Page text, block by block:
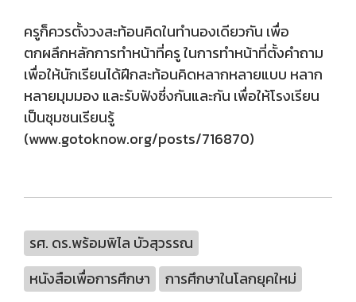
ครูก็ควรตั้งวงสะท้อนคิดในทำนองเดียวกัน เพื่อ
ตกผลึกหลักการทำหน้าที่ครู ในการทำหน้าที่ตั้งคำถาม
เพื่อให้นักเรียนได้ฝึกสะท้อนคิดหลากหลายแบบ หลาก
หลายมุมมอง และรับฟังซึ่งกันและกัน เพื่อให้โรงเรียน
เป็นชุมชนเรียนรู้
(www.gotoknow.org/posts/716870)
รศ. ดร.พร้อมพิไล บัวสุวรรณ
หนังสือเพื่อการศึกษา
การศึกษาในโลกยุคใหม่